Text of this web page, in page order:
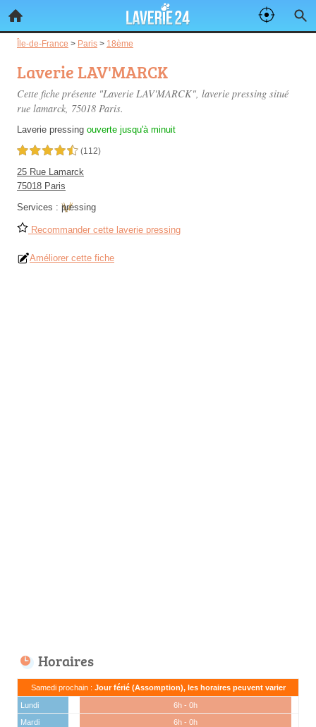
Île-de-France > Paris > 18ème
Laverie LAV'MARCK
Cette fiche présente "Laverie LAV'MARCK", laverie pressing situé
rue lamarck, 75018 Paris.
Laverie pressing ouverte jusqu'à minuit
4,5 étoiles sur 5 (112)
25 Rue Lamarck
75018 Paris
Services : pressing
Recommander cette laverie pressing
Améliorer cette fiche
Horaires
Samedi prochain : Jour férié (Assomption), les horaires peuvent varier
Lundi
6h - 0h
Mardi
6h - 0h